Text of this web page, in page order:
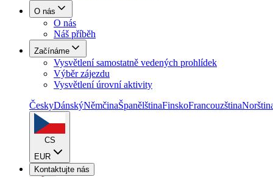
O nás
O nás
Náš příběh
Začínáme
Vysvětlení samostatně vedených prohlídek
Výběr zájezdu
Vysvětlení úrovní aktivity
ČeskyDánskýNěmčinaŠpanělštinaFinskoFrancouzština
CS
EUR
Kontaktujte nás